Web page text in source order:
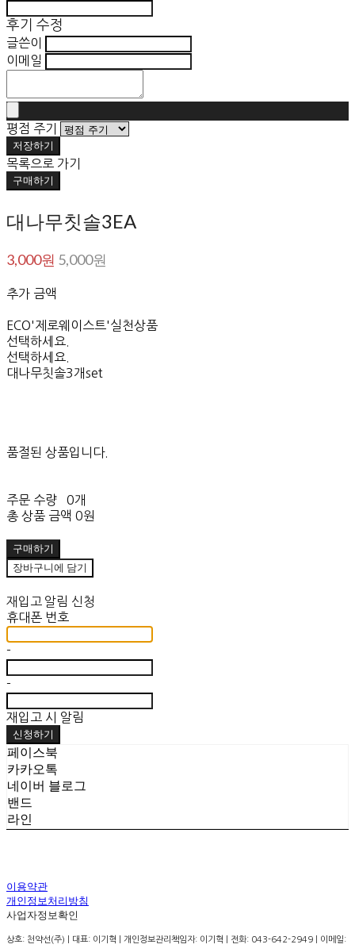
후기 수정
글쓴이
이메일
평점 주기
저장하기
목록으로 가기
구매하기
대나무칫솔3EA
3,000원 5,000원
추가 금액
ECO'제로웨이스트'실천상품
선택하세요.
선택하세요.
대나무칫솔3개set
품절된 상품입니다.
주문 수량
0개
총 상품 금액 0원
구매하기
장바구니에 담기
재입고 알림 신청
휴대폰 번호
-
-
재입고 시 알림
신청하기
페이스북
카카오톡
네이버 블로그
밴드
라인
이용약관
개인정보처리방침
사업자정보확인
상호: 천약선(주) | 대표: 이기혁 | 개인정보관리책임자: 이기혁 | 전화: 043-642-2949 | 이메일: